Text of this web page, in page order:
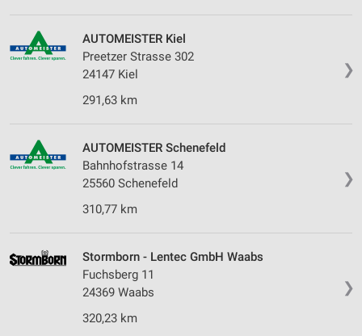
❯
AUTOMEISTER Kiel
Preetzer Strasse 302
24147 Kiel
291,63 km
❯
AUTOMEISTER Schenefeld
Bahnhofstrasse 14
25560 Schenefeld
310,77 km
❯
Stormborn - Lentec GmbH Waabs
Fuchsberg 11
24369 Waabs
320,23 km